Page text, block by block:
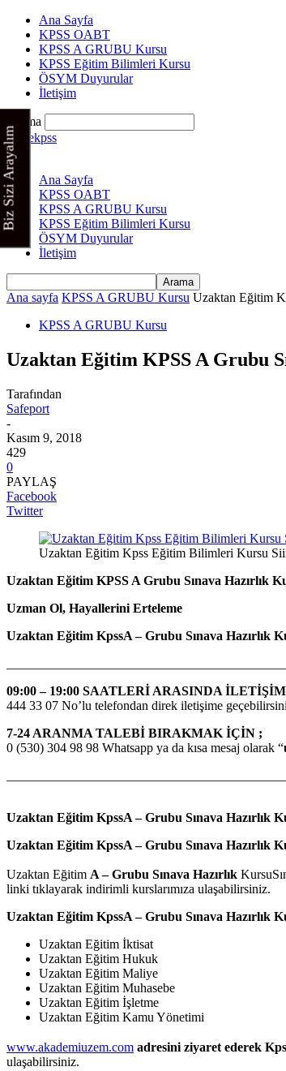
Ana Sayfa
KPSS OABT
KPSS A GRUBU Kursu
KPSS Eğitim Bilimleri Kursu
ÖSYM Duyurular
İletişim
Arama
Cinekpss
Ana Sayfa
KPSS OABT
KPSS A GRUBU Kursu
KPSS Eğitim Bilimleri Kursu
ÖSYM Duyurular
İletişim
Ana sayfa KPSS A GRUBU Kursu Uzaktan Eğitim
KPSS A GRUBU Kursu
Uzaktan Eğitim KPSS A Grubu
Tarafından
Safeport
-
Kasım 9, 2018
429
0
PAYLAŞ
Facebook
Twitter
Uzaktan Eğitim Kpss Eğitim Bilimleri Kursu
Uzaktan Eğitim KPSS A Grubu Sınava Hazırlık
Uzman Ol, Hayallerini Erteleme
Uzaktan Eğitim KpssA – Grubu Sınava Hazırlık
09:00 – 19:00 SAATLERİ ARASINDA
444 33 07 No’lu telefondan direk iletişime
7-24 ARANMA TALEBİ BIRAKMAK İÇİN ;
0 (530) 304 98 98 Whatsapp ya da kısa mesaj olarak “
Uzaktan Eğitim KpssA – Grubu Sınava Hazırlık
Uzaktan Eğitim KpssA – Grubu Sınava Hazırlık
Uzaktan Eğitim A – Grubu Sınava Hazırlık
linki tıklayarak indirimli kurslarımıza ulaşabilirsiniz.
Uzaktan Eğitim KpssA – Grubu Sınava Hazırlık
Uzaktan Eğitim İktisat
Uzaktan Eğitim Hukuk
Uzaktan Eğitim Maliye
Uzaktan Eğitim Muhasebe
Uzaktan Eğitim İşletme
Uzaktan Eğitim Kamu Yönetimi
www.akademiuzem.com adresini ziyaret ederek
ulaşabilirsiniz.
Biz Sizi Arayalım